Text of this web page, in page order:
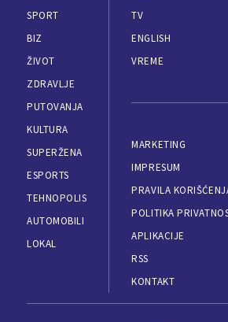
SPORT
BIZ
ŽIVOT
ZDRAVLJE
PUTOVANJA
KULTURA
SUPERŽENA
ESPORTS
TEHNOPOLIS
AUTOMOBILI
LOKAL
TV
ENGLISH
VREME
MARKETING
IMPRESUM
PRAVILA
POLITIKA
APLIKACIJE
RSS
KONTAKT